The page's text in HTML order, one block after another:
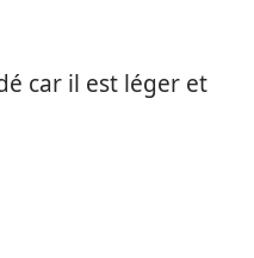
car il est léger et